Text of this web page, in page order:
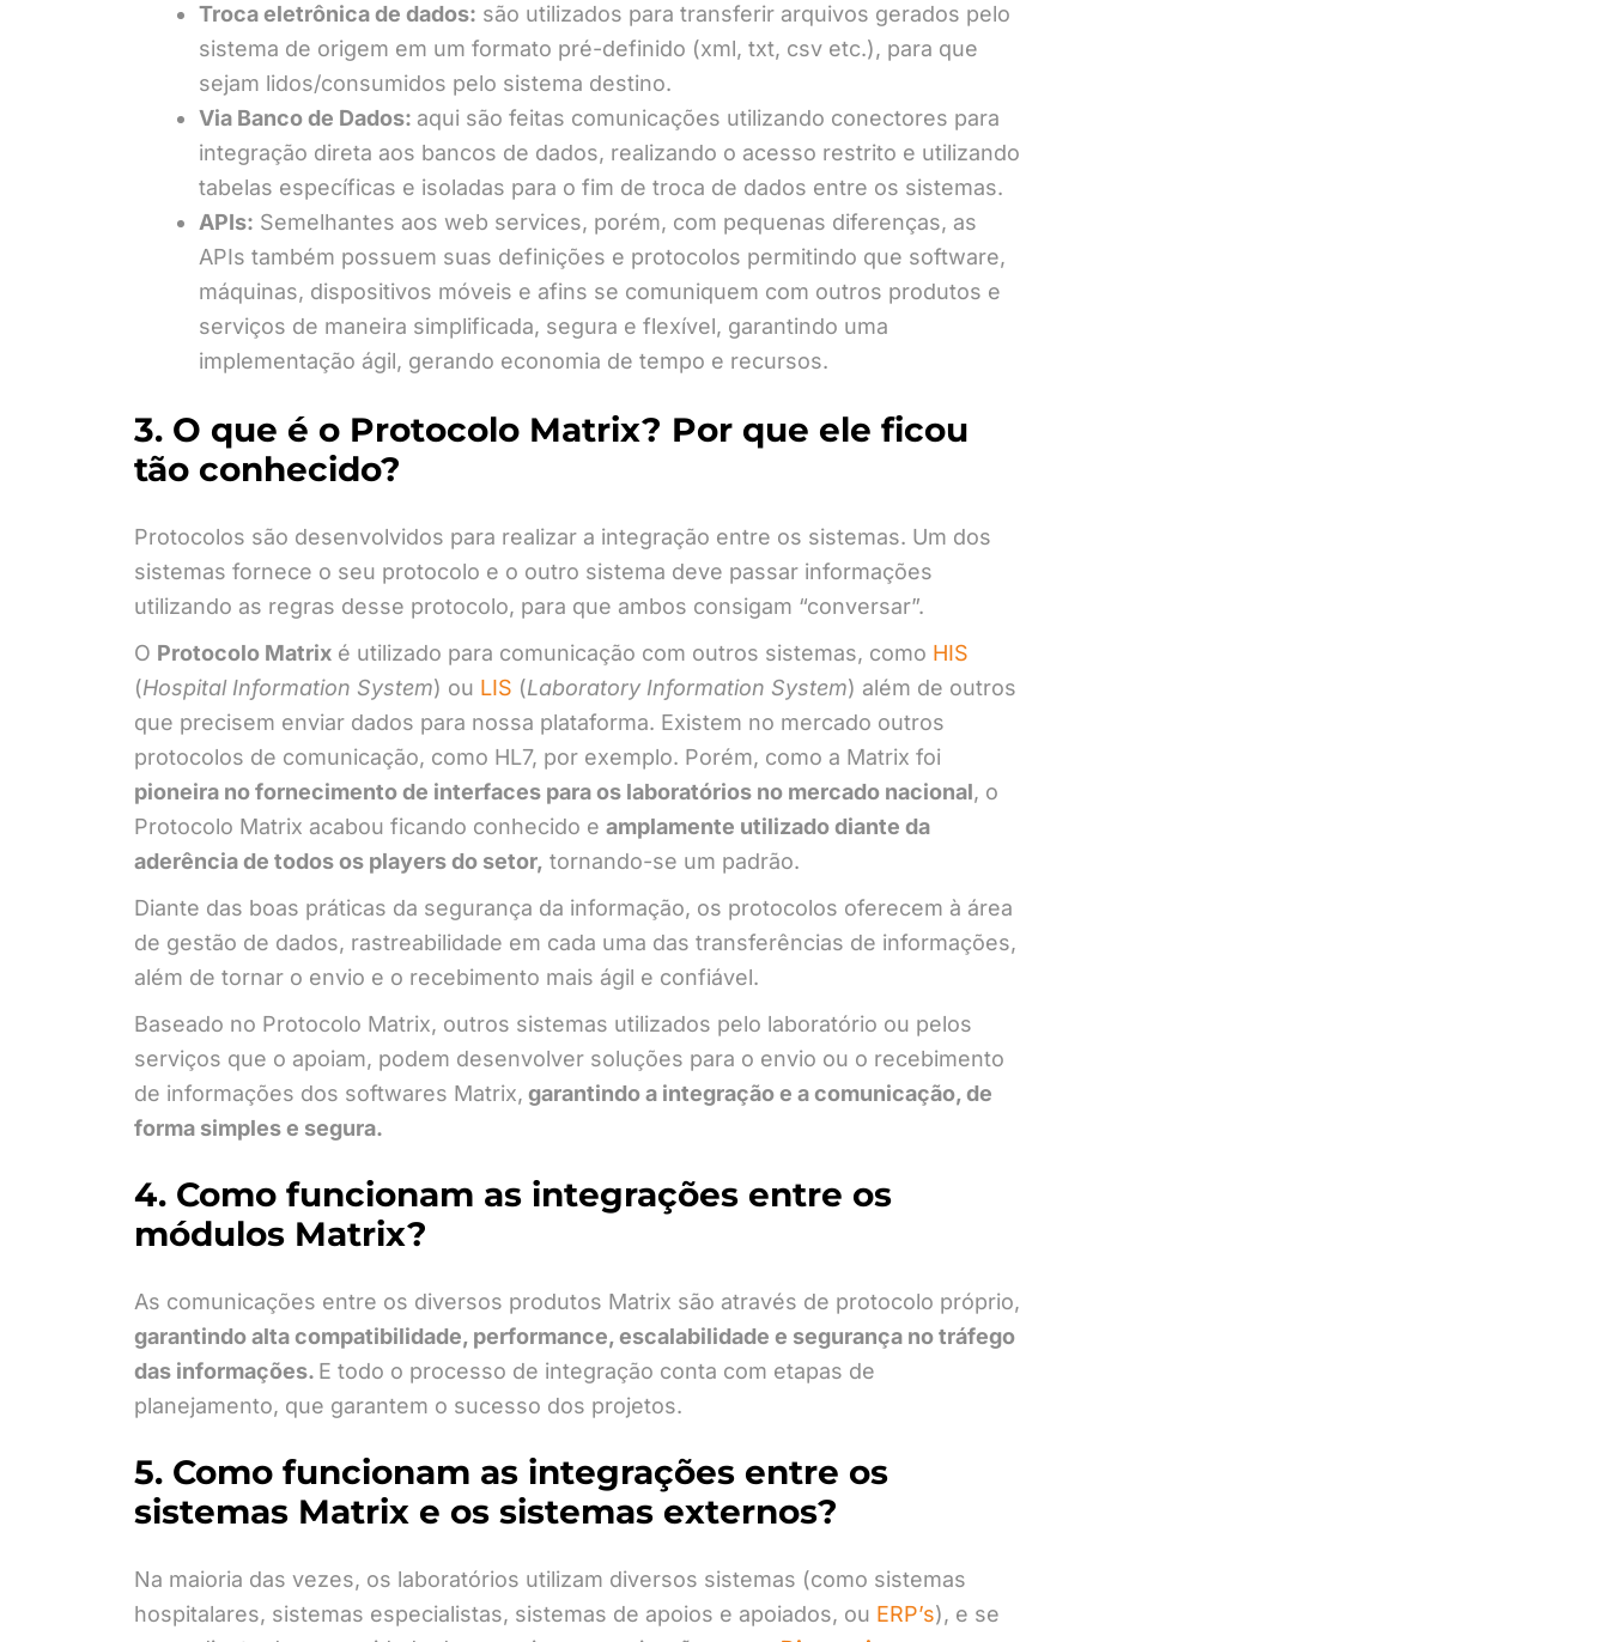
Troca eletrônica de dados: são utilizados para transferir arquivos gerados pelo
sistema de origem em um formato pré-definido (xml, txt, csv etc.), para que
sejam lidos/consumidos pelo sistema destino.
Via Banco de Dados: aqui são feitas comunicações utilizando conectores para
integração direta aos bancos de dados, realizando o acesso restrito e utilizando
tabelas específicas e isoladas para o fim de troca de dados entre os sistemas.
APIs: Semelhantes aos web services, porém, com pequenas diferenças, as
APIs também possuem suas definições e protocolos permitindo que software,
máquinas, dispositivos móveis e afins se comuniquem com outros produtos e
serviços de maneira simplificada, segura e flexível, garantindo uma
implementação ágil, gerando economia de tempo e recursos.
3. O que é o Protocolo Matrix? Por que ele ficou
tão conhecido?
Protocolos são desenvolvidos para realizar a integração entre os sistemas. Um dos
sistemas fornece o seu protocolo e o outro sistema deve passar informações
utilizando as regras desse protocolo, para que ambos consigam “conversar”.
O Protocolo Matrix é utilizado para comunicação com outros sistemas, como HIS
(Hospital Information System) ou LIS (Laboratory Information System) além de outros
que precisem enviar dados para nossa plataforma. Existem no mercado outros
protocolos de comunicação, como HL7, por exemplo. Porém, como a Matrix foi
pioneira no fornecimento de interfaces para os laboratórios no mercado nacional, o
Protocolo Matrix acabou ficando conhecido e amplamente utilizado diante da
aderência de todos os players do setor, tornando-se um padrão.
Diante das boas práticas da segurança da informação, os protocolos oferecem à área
de gestão de dados, rastreabilidade em cada uma das transferências de informações,
além de tornar o envio e o recebimento mais ágil e confiável.
Baseado no Protocolo Matrix, outros sistemas utilizados pelo laboratório ou pelos
serviços que o apoiam, podem desenvolver soluções para o envio ou o recebimento
de informações dos softwares Matrix, garantindo a integração e a comunicação, de
forma simples e segura.
4. Como funcionam as integrações entre os
módulos Matrix?
As comunicações entre os diversos produtos Matrix são através de protocolo próprio,
garantindo alta compatibilidade, performance, escalabilidade e segurança no tráfego
das informações. E todo o processo de integração conta com etapas de
planejamento, que garantem o sucesso dos projetos.
5. Como funcionam as integrações entre os
sistemas Matrix e os sistemas externos?
Na maioria das vezes, os laboratórios utilizam diversos sistemas (como sistemas
hospitalares, sistemas especialistas, sistemas de apoios e apoiados, ou ERP’s), e se